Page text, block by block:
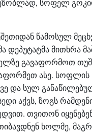
სოფელ
წამოსულ
დეპუტატმა მითხრა
გავაფორმოთ
ასე. სოფლის
და სულ
აქვს, ზოგს
თვითონ
ხოლმე,